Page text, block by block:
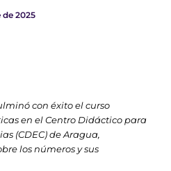
de 2025
con éxito el curso
en el Centro Didáctico para
(CDEC) de Aragua,
los números y sus